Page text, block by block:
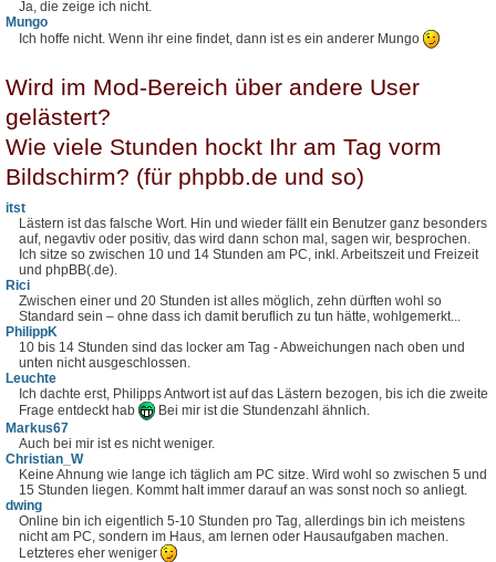
Ja, die zeige ich nicht.
Mungo
Ich hoffe nicht. Wenn ihr eine findet, dann ist es ein anderer Mungo
Wird im Mod-Bereich über andere User
gelästert?
Wie viele Stunden hockt Ihr am Tag vorm
Bildschirm? (für phpbb.de und so)
itst
Lästern ist das falsche Wort. Hin und wieder fällt ein Benutzer ganz besonders
auf, negavtiv oder positiv, das wird dann schon mal, sagen wir, besprochen.
Ich sitze so zwischen 10 und 14 Stunden am PC, inkl. Arbeitszeit und Freizeit
und phpBB(.de).
Rici
Zwischen einer und 20 Stunden ist alles möglich, zehn dürften wohl so
Standard sein – ohne dass ich damit beruflich zu tun hätte, wohlgemerkt...
PhilippK
10 bis 14 Stunden sind das locker am Tag - Abweichungen nach oben und
unten nicht ausgeschlossen.
Leuchte
Ich dachte erst, Philipps Antwort ist auf das Lästern bezogen, bis ich die zweite
Frage entdeckt hab
Bei mir ist die Stundenzahl ähnlich.
Markus67
Auch bei mir ist es nicht weniger.
Christian_W
Keine Ahnung wie lange ich täglich am PC sitze. Wird wohl so zwischen 5 und
15 Stunden liegen. Kommt halt immer darauf an was sonst noch so anliegt.
dwing
Online bin ich eigentlich 5-10 Stunden pro Tag, allerdings bin ich meistens
nicht am PC, sondern im Haus, am lernen oder Hausaufgaben machen.
Letzteres eher weniger